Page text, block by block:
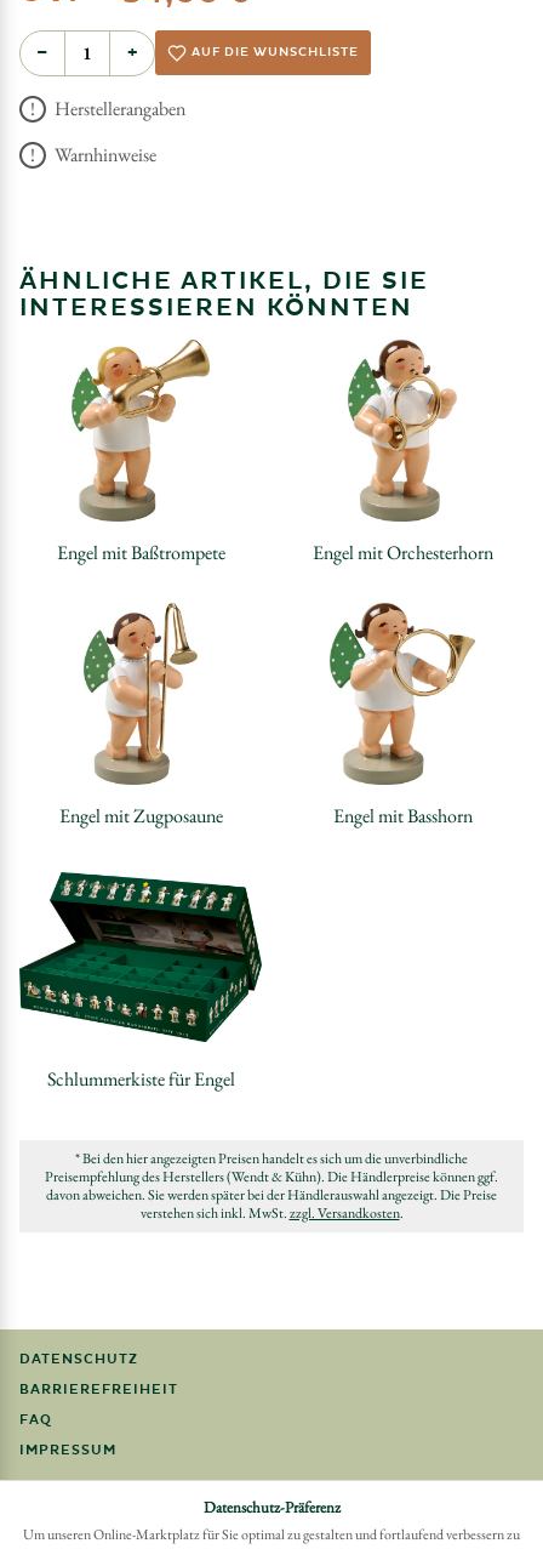
− + AUF DIE WUNSCHLISTE
Herstellerangaben
Warnhinweise
ÄHNLICHE ARTIKEL, DIE SIE
INTERESSIEREN KÖNNTEN
Engel mit Baßtrompete Engel mit Orchesterhorn
Engel mit Zugposaune Engel mit Basshorn
Schlummerkiste für Engel
* Bei den hier angezeigten Preisen handelt es sich um die unverbindliche
Preisempfehlung des Herstellers (Wendt & Kühn). Die Händlerpreise können ggf.
davon abweichen. Sie werden später bei der Händlerauswahl angezeigt. Die Preise
verstehen sich inkl. MwSt.zzgl. Versandkosten.
DATENSCHUTZ
BARRIEREFREIHEIT
FAQ
IMPRESSUM
Möchten Sie eine Bestellung widerrufen?
Hier Widerruf mit wenigen Klicks online erreichen
Datenschutz-Präferenz
Um unseren Online-Marktplatz für Sie optimal zu gestalten und fortlaufend verbessern zu